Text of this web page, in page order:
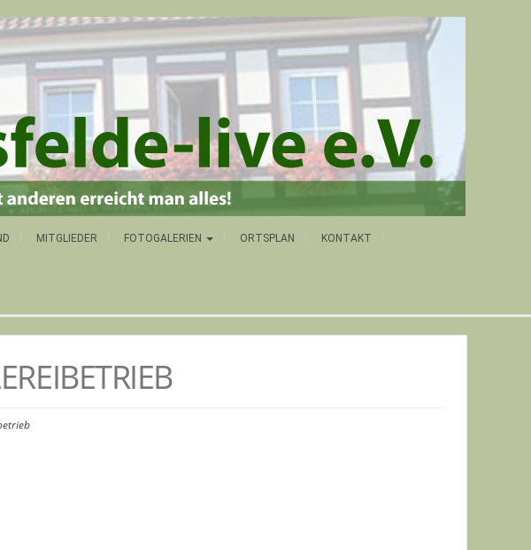
MITGLIEDER FOTOGALERIEN ORTSPLAN KONTAKT